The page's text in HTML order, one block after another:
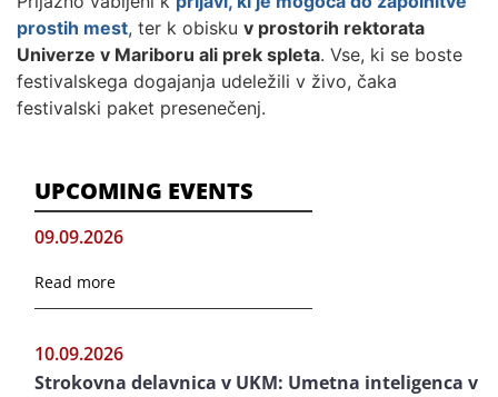
prostih mest, ter k obisku v prostorih rektorata
Univerze v Mariboru ali prek spleta. Vse, ki se boste
festivalskega dogajanja udeležili v živo, čaka
festivalski paket presenečenj.
UPCOMING EVENTS
09.09.2026
Read more
10.09.2026
Strokovna delavnica v UKM: Umetna inteligenca v